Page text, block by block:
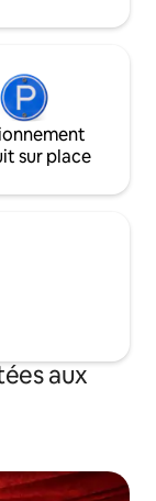
sur place
aux